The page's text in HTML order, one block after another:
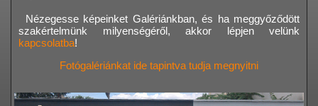
Nézegesse képeinket Galériánkban, és ha meggyőződött
szakértelmünk milyenségéről, akkor lépjen velünk
kapcsolatba!
Fotógalériánkat ide tapintva tudja megnyitni